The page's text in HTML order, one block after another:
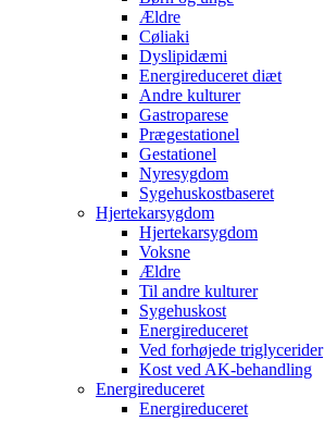
Ældre
Cøliaki
Dyslipidæmi
Energireduceret diæt
Andre kulturer
Gastroparese
Prægestationel
Gestationel
Nyresygdom
Sygehuskostbaseret
Hjertekarsygdom
Hjertekarsygdom
Voksne
Ældre
Til andre kulturer
Sygehuskost
Energireduceret
Ved forhøjede triglycerider
Kost ved AK-behandling
Energireduceret
Energireduceret